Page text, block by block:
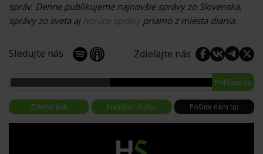
správ. Denne publikujeme najnovšie správy zo Slovenska,
správy zo sveta aj horúce správypriamo z miesta diania.
Sledujte nás Zdieľajte nás
Prihlásiť sa
Zdieľať link Nahlásiť chybu Pošlite nám tip